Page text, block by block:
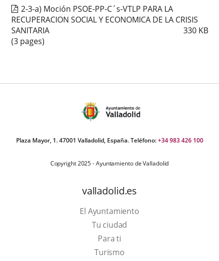
2-3-a) Moción PSOE-PP-C´s-VTLP PARA LA
RECUPERACION SOCIAL Y ECONOMICA DE LA CRISIS
SANITARIA
330 KB
(3 pages)
Plaza Mayor, 1. 47001 Valladolid, España. Teléfono:+34 983 426 100
Copyright 2025 - Ayuntamiento de Valladolid
valladolid.es
El Ayuntamiento
Tu ciudad
Para ti
TurismoThis